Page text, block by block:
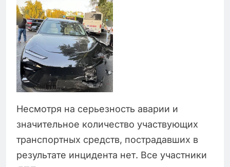
Несмотря на серьезность аварии и
значительное количество участвующих
транспортных средств, пострадавших в
результате инцидента нет. Все участники